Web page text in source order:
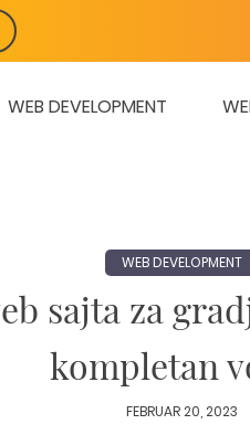
WEB DEVELOPMENT
WEB DEVELOPMENT
sajta za
kompletan
FEBRUAR 20, 2023